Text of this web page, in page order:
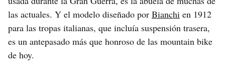
las actuales. Y el modelo diseñado por Bianchi en 1912
para las tropas italianas, que incluía suspensión trasera,
es un antepasado más que honroso de las mountain bike
de hoy.